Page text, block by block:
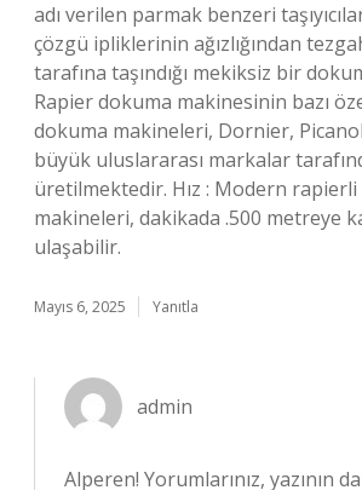
adı verilen parmak benzeri
çözgü ipliklerinin ağızlığından
tarafına taşındığı mekiksiz bir
Rapier dokuma makinesinin bazı
dokuma makineleri, Dornier,
büyük uluslararası markalar
üretilmektedir. Hız : Modern
makineleri, dakikada .500 metreye
ulaşabilir.
Mayıs 6, 2025 Yanıtla
admin
Alperen! Yorumlarınız, yazının